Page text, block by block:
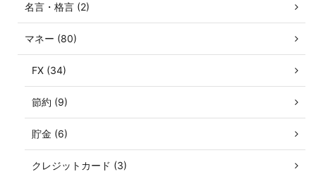
名言・格言 (2)
マネー (80)
FX (34)
節約 (9)
貯金 (6)
クレジットカード (3)